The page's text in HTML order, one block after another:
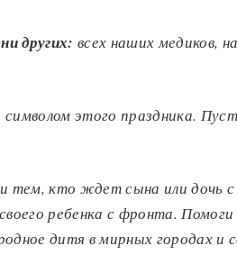
других: всех наших медиков,
этого праздника.
тем, кто ждет сына или дочь с
ребенка с фронта. Помоги
дитя в мирных городах и